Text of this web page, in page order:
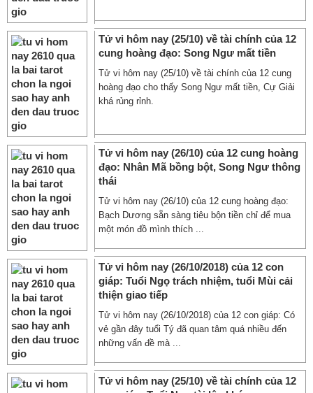
Tử vi hôm nay (25/10) về tài chính của 12
cung hoàng đạo: Song Ngư mất tiền
Tử vi hôm nay (25/10) về tài chính của 12 cung
hoàng đạo cho thấy Song Ngư mất tiền, Cự Giải
khá rủng rỉnh.
Tử vi hôm nay (26/10) của 12 cung hoàng
đạo: Nhân Mã bồng bột, Song Ngư thông
thái
Tử vi hôm nay (26/10) của 12 cung hoàng đạo:
Bạch Dương sẵn sàng tiêu bộn tiền chỉ để mua
một món đồ mình thích ...
Tử vi hôm nay (26/10/2018) của 12 con
giáp: Tuổi Ngọ trách nhiệm, tuổi Mùi cải
thiện giao tiếp
Tử vi hôm nay (26/10/2018) của 12 con giáp: Có
vẻ gần đây tuổi Tý đã quan tâm quá nhiều đến
những vấn đề mà ...
Tử vi hôm nay (25/10) về tài chính của 12